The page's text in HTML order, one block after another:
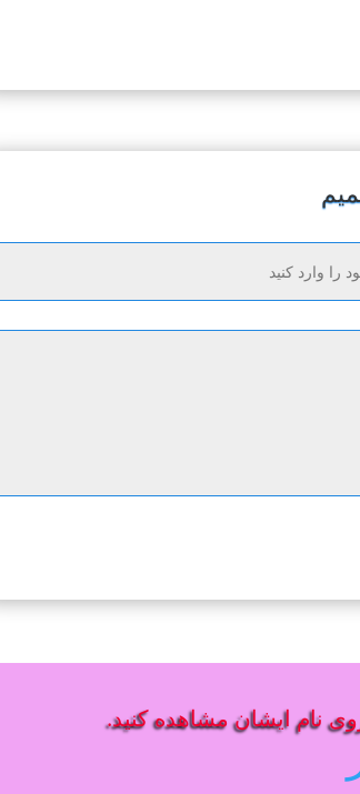
نام ایشان مشاهده کنید.